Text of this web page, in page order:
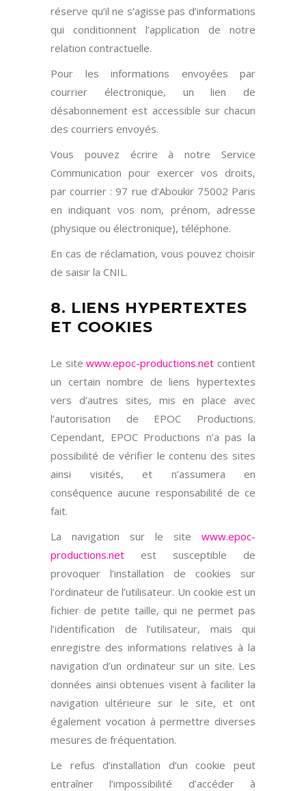
réserve qu’il ne s’agisse pas d’informations
qui conditionnent l’application de notre
relation contractuelle.
Pour les informations envoyées par
courrier électronique, un lien de
désabonnement est accessible sur chacun
des courriers envoyés.
Vous pouvez écrire à notre Service
Communication pour exercer vos droits,
par courrier : 97 rue d’Aboukir 75002 Paris
en indiquant vos nom, prénom, adresse
(physique ou électronique), téléphone.
En cas de réclamation, vous pouvez choisir
de saisir la CNIL.
8. LIENS HYPERTEXTES
ET COOKIES
Le sitewww.epoc-productions.net contient
un certain nombre de liens hypertextes
vers d’autres sites, mis en place avec
l’autorisation de EPOC Productions.
Cependant, EPOC Productions n’a pas la
possibilité de vérifier le contenu des sites
ainsi visités, et n’assumera en
conséquence aucune responsabilité de ce
fait.
La navigation sur le site www.epoc-
productions.net est susceptible de
provoquer l’installation de cookies sur
l’ordinateur de l’utilisateur. Un cookie est un
fichier de petite taille, qui ne permet pas
l’identification de l’utilisateur, mais qui
enregistre des informations relatives à la
navigation d’un ordinateur sur un site. Les
données ainsi obtenues visent à faciliter la
navigation ultérieure sur le site, et ont
également vocation à permettre diverses
mesures de fréquentation.
Le refus d’installation d’un cookie peut
entraîner l’impossibilité d’accéder à